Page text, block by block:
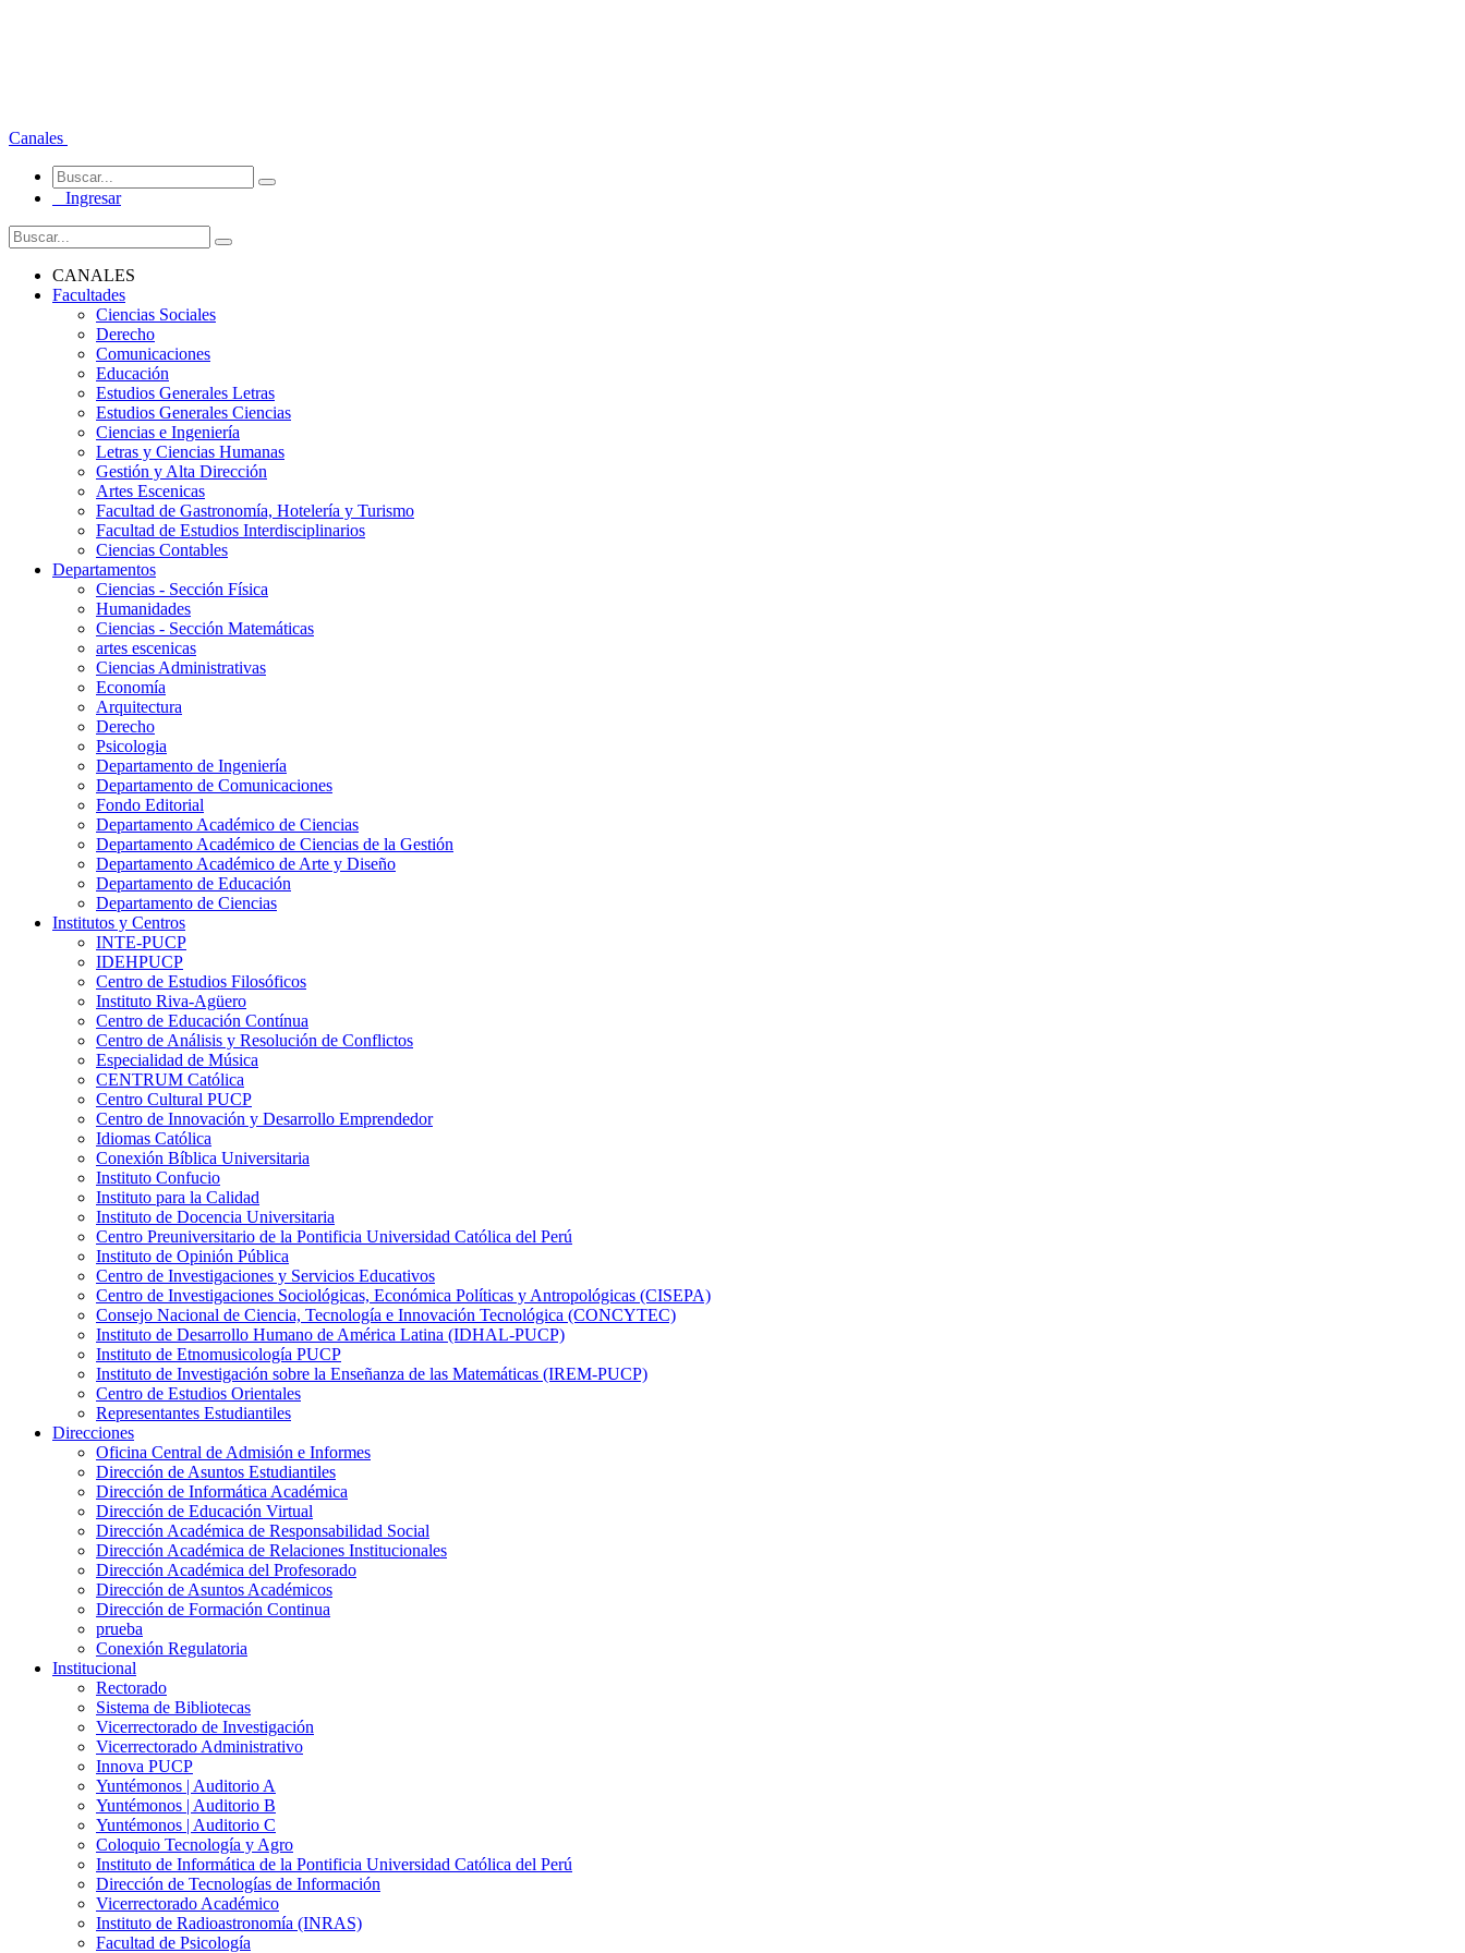
Canales
Ingresar
CANALES
Facultades
Ciencias Sociales
Derecho
Comunicaciones
Educación
Estudios Generales Letras
Estudios Generales Ciencias
Ciencias e Ingeniería
Letras y Ciencias Humanas
Gestión y Alta Dirección
Artes Escenicas
Facultad de Gastronomía, Hotelería y Turismo
Facultad de Estudios Interdisciplinarios
Ciencias Contables
Departamentos
Ciencias - Sección Física
Humanidades
Ciencias - Sección Matemáticas
artes escenicas
Ciencias Administrativas
Economía
Arquitectura
Derecho
Psicologia
Departamento de Ingeniería
Departamento de Comunicaciones
Fondo Editorial
Departamento Académico de Ciencias
Departamento Académico de Ciencias de la Gestión
Departamento Académico de Arte y Diseño
Departamento de Educación
Departamento de Ciencias
Institutos y Centros
INTE-PUCP
IDEHPUCP
Centro de Estudios Filosóficos
Instituto Riva-Agüero
Centro de Educación Contínua
Centro de Análisis y Resolución de Conflictos
Especialidad de Música
CENTRUM Católica
Centro Cultural PUCP
Centro de Innovación y Desarrollo Emprendedor
Idiomas Católica
Conexión Bíblica Universitaria
Instituto Confucio
Instituto para la Calidad
Instituto de Docencia Universitaria
Centro Preuniversitario de la Pontificia Universidad Católica del Perú
Instituto de Opinión Pública
Centro de Investigaciones y Servicios Educativos
Centro de Investigaciones Sociológicas, Económica Políticas y Antropológicas (CISEPA)
Consejo Nacional de Ciencia, Tecnología e Innovación Tecnológica (CONCYTEC)
Instituto de Desarrollo Humano de América Latina (IDHAL-PUCP)
Instituto de Etnomusicología PUCP
Instituto de Investigación sobre la Enseñanza de las Matemáticas (IREM-PUCP)
Centro de Estudios Orientales
Representantes Estudiantiles
Direcciones
Oficina Central de Admisión e Informes
Dirección de Asuntos Estudiantiles
Dirección de Informática Académica
Dirección de Educación Virtual
Dirección Académica de Responsabilidad Social
Dirección Académica de Relaciones Institucionales
Dirección Académica del Profesorado
Dirección de Asuntos Académicos
Dirección de Formación Continua
prueba
Conexión Regulatoria
Institucional
Rectorado
Sistema de Bibliotecas
Vicerrectorado de Investigación
Vicerrectorado Administrativo
Innova PUCP
Yuntémonos | Auditorio A
Yuntémonos | Auditorio B
Yuntémonos | Auditorio C
Coloquio Tecnología y Agro
Instituto de Informática de la Pontificia Universidad Católica del Perú
Dirección de Tecnologías de Información
Vicerrectorado Académico
Instituto de Radioastronomía (INRAS)
Facultad de Psicología